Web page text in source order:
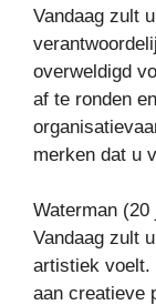
Vandaag zult
overweldigd
af te ronden
merken dat u
Waterman
Vandaag zult
artistiek voelt.
aan creatieve